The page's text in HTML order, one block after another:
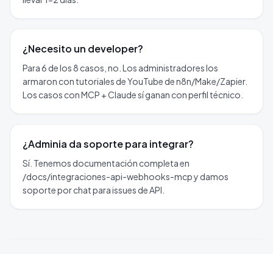
¿Necesito un developer?
Para 6 de los 8 casos, no. Los administradores los
armaron con tutoriales de YouTube de n8n/Make/Zapier.
Los casos con MCP + Claude sí ganan con perfil técnico.
¿Adminia da soporte para integrar?
Sí. Tenemos documentación completa en
/docs/integraciones-api-webhooks-mcp y damos
soporte por chat para issues de API.